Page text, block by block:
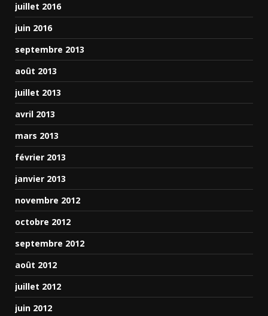
juillet 2016
juin 2016
septembre 2013
août 2013
juillet 2013
avril 2013
mars 2013
février 2013
janvier 2013
novembre 2012
octobre 2012
septembre 2012
août 2012
juillet 2012
juin 2012